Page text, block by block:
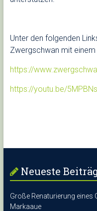
Unter den folgenden
Zwergschwan mit einem
https://
https://youtu.be/
Neueste
Große Renaturierung
Markaaue